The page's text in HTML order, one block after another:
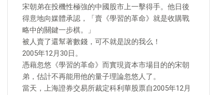
宋朝弟在投機性極強的中國股市上一擊得手。他日後
得意地向媒體承認，「賣《學習的革命》就是收購戰
略中的關鍵一步棋。」
被人賣了還幫著數錢，可不就是說的我么！
2005年12月30日。
憑藉忽悠《學習的革命》而實現資本市場目的的宋朝
弟，估計不再能用他的量子理論忽悠人了。
當天，上海證券交易所裁定科利華股票自2005年12月